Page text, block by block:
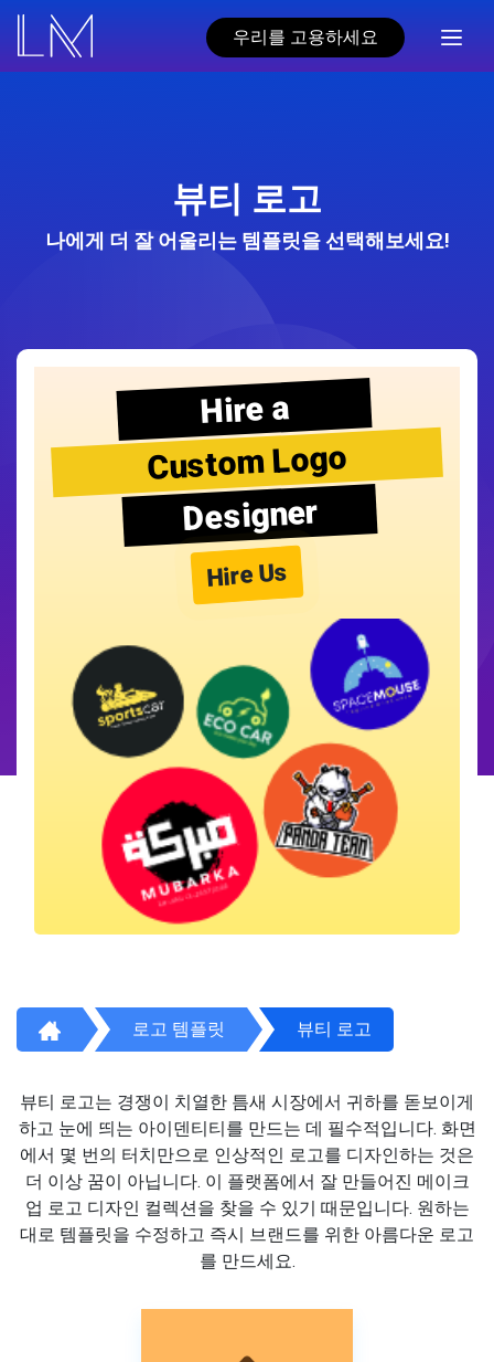
우리를 고용하세요
뷰티 로고
나에게 더 잘 어울리는 템플릿을 선택해보세요!
Hire a
Custom Logo
Designer
Hire Us
로고 템플릿 뷰티 로고
뷰티 로고는 경쟁이 치열한 틈새 시장에서 귀하를 돋보이게
하고 눈에 띄는 아이덴티티를 만드는 데 필수적입니다. 화면
에서 몇 번의 터치만으로 인상적인 로고를 디자인하는 것은
더 이상 꿈이 아닙니다. 이 플랫폼에서 잘 만들어진 메이크
업 로고 디자인 컬렉션을 찾을 수 있기 때문입니다. 원하는
대로 템플릿을 수정하고 즉시 브랜드를 위한 아름다운 로고
를 만드세요.